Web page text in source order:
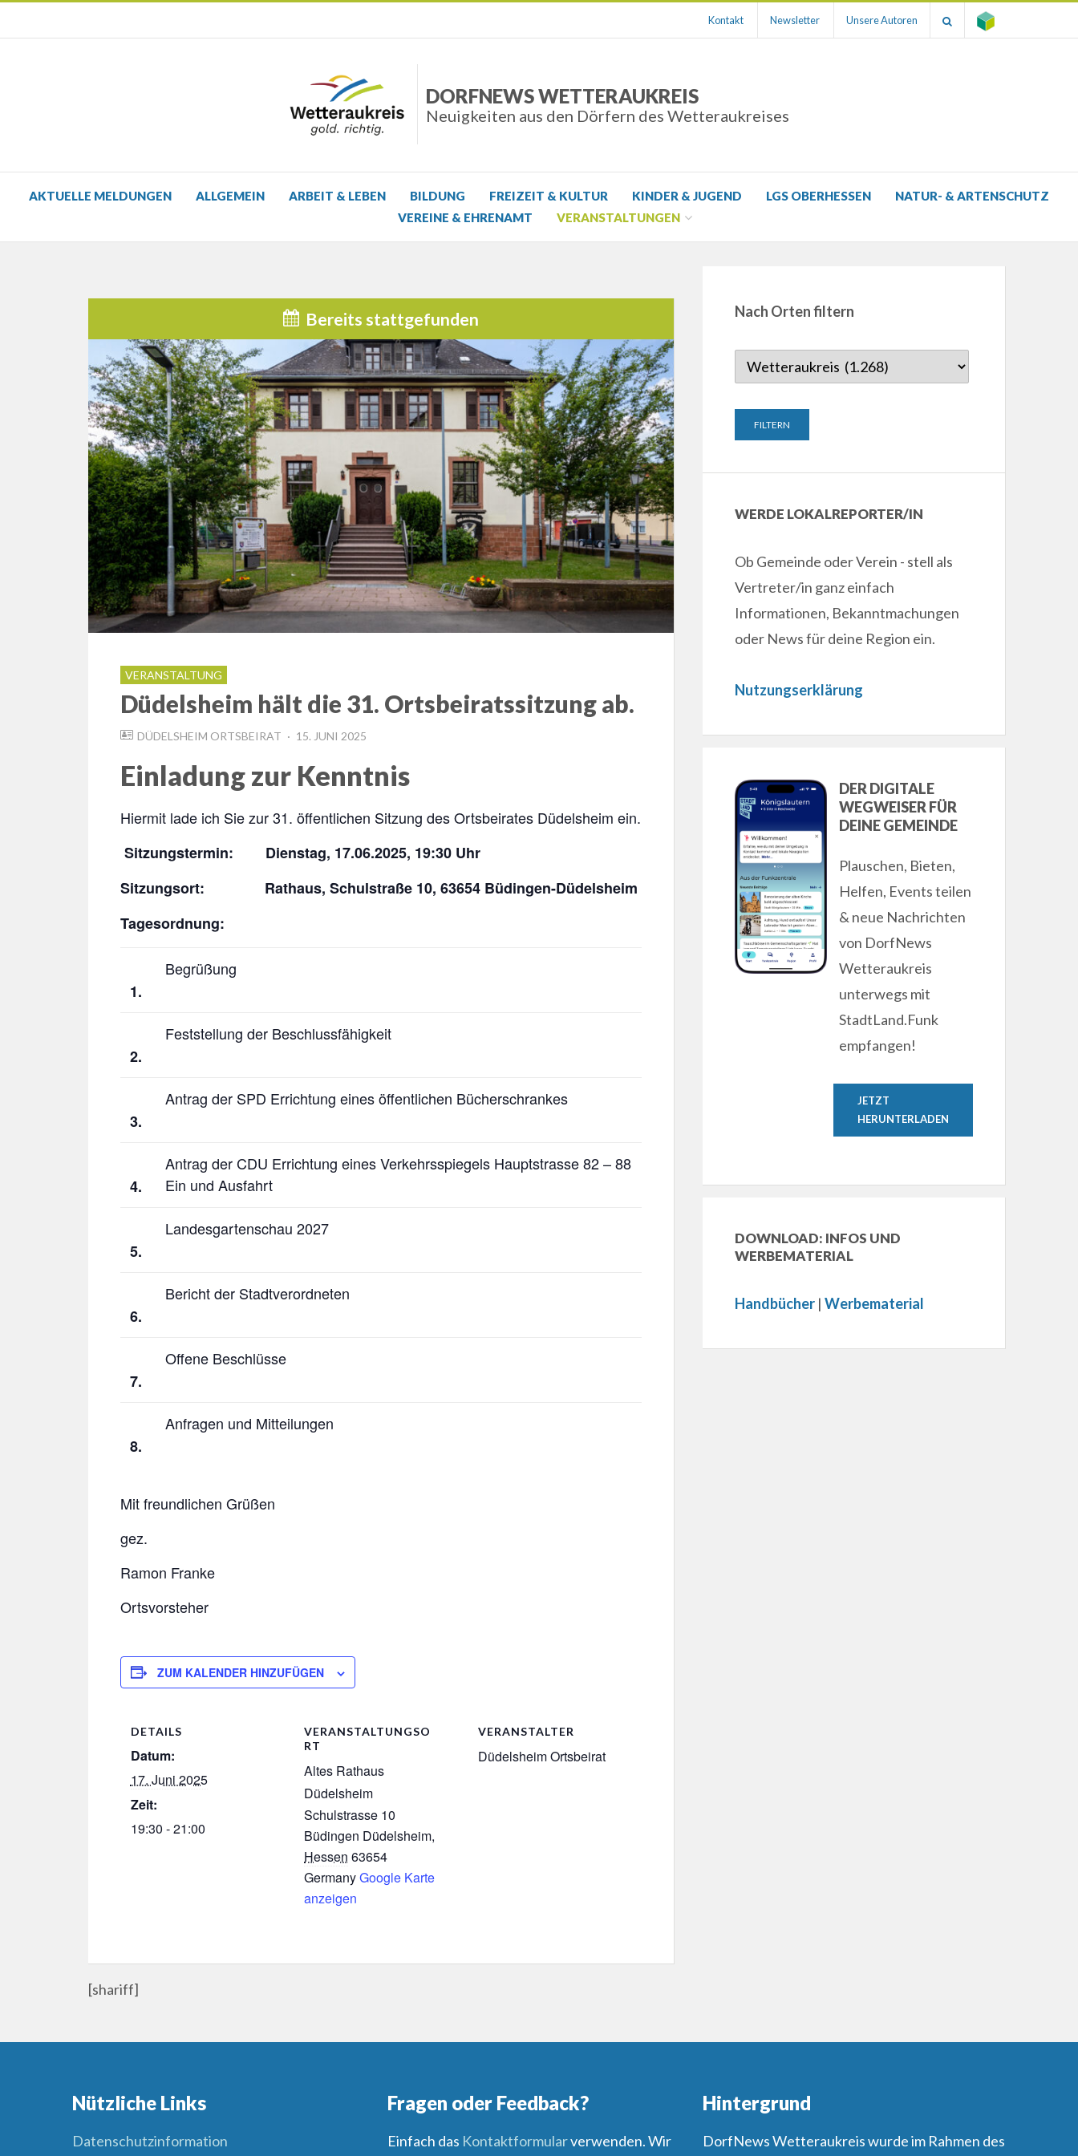
Kontakt Newsletter Unsere Autoren
DORFNEWS WETTERAUKREIS
Neuigkeiten aus den Dörfern des Wetteraukreises
AKTUELLE MELDUNGEN ALLGEMEIN ARBEIT & LEBEN BILDUNG FREIZEIT & KULTUR KINDER & JUGEND LGS OBERHESSEN
NATUR- & ARTENSCHUTZ
VEREINE & EHRENAMT
VERANSTALTUNGEN
Bereits stattgefunden
VERANSTALTUNG
Düdelsheim hält die 31. Ortsbeiratssitzung ab.
DÜDELSHEIM ORTSBEIRAT
POSTED
15. JUNI 2025
Einladung zur Kenntnis
Hiermit lade ich Sie zur 31. öffentlichen Sitzung des Ortsbeirates Düdelsheim ein.
Sitzungstermin: Dienstag, 17.06.2025, 19:30Uhr
Sitzungsort:
Rathaus, Schulstraße 10, 63654 Büdingen-Düdelsheim
Tagesordnung:
1.
Begrüßung
2.
Feststellung der Beschlussfähigkeit
3.
Antrag der SPD Errichtung eines öffentlichen Bücherschrankes
4.
Antrag der CDU Errichtung eines Verkehrsspiegels Hauptstrasse 82 – 88
Ein und Ausfahrt
5.
Landesgartenschau 2027
6.
Bericht der Stadtverordneten
7.
Offene Beschlüsse
8.
Anfragen und Mitteilungen
Mit freundlichen Grüßen
gez.
Ramon Franke
Ortsvorsteher
ZUM KALENDER HINZUFÜGEN
DETAILS
Datum:
17. Juni 2025
Zeit:
19:30 - 21:00
VERANSTALTUNGSO
RT
Altes Rathaus
Düdelsheim
Schulstrasse 10
Büdingen Düdelsheim,
Hessen 63654
GermanyGoogle Karte
anzeigen
VERANSTALTER
Düdelsheim Ortsbeirat
[shariff]
Nach Orten filtern
WERDE LOKALREPORTER/IN
Ob Gemeinde oder Verein - stell als
Vertreter/in ganz einfach
Informationen, Bekanntmachungen
oder News für deine Region ein.
Nutzungserklärung
DER DIGITALE
WEGWEISER FÜR
DEINE GEMEINDE
Plauschen, Bieten,
Helfen, Events teilen
& neue Nachrichten
von DorfNews
Wetteraukreis
unterwegs mit
StadtLand.Funk
empfangen!
JETZT
HERUNTERLADEN
DOWNLOAD: INFOS UND
WERBEMATERIAL
Handbücher |Werbematerial
Nützliche Links
Datenschutzinformation
Fragen oder Feedback?
Einfach das Kontaktformularverwenden. Wir
Hintergrund
DorfNews Wetteraukreis wurde im Rahmen des